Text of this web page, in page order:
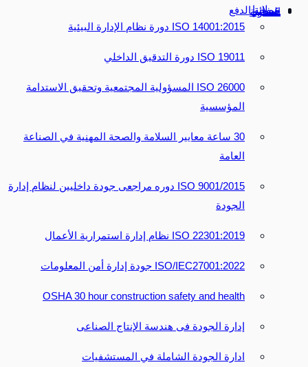
عملائنا
صفحة الدفع
حسابي
المدونة
14001:2015 ISO دورة نظام الإدارة البيئية
19011 ISO دورة التدقيق الداخلي
26000 ISO المسؤولية المجتمعية وتحقيق الاستدامة
المؤسسية
30 ساعة معايير السلامة والصحة المهنية في الصناعة
العامة
9001/2015 ISO دوره مراجعى جودة داخليين لنظام إدارة
الجودة
ISO 22301:2019 نظام إدارة استمرارية الأعمال
ISO/IEC27001:2022 جودة إدارة أمن المعلومات
OSHA 30 hour construction safety and health
إدارة الجودة فى هندسة الإنتاج الصناعى
ادارة الجودة الشاملة في المستشفيات